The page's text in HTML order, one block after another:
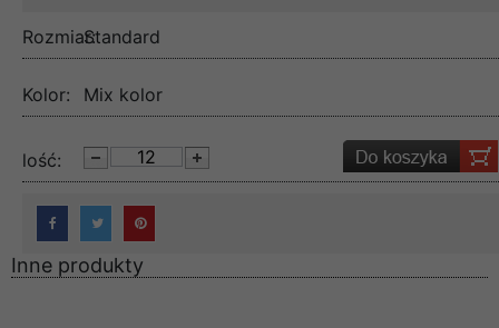
Rozmiar:Standard
Kolor: Mix kolor
lość:
Inne produkty